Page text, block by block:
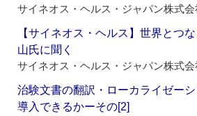
サイネオス・ヘルス・ジャパン株式会
【サイネオス・ヘルス】世界とつ
山氏に聞く
サイネオス・ヘルス・ジャパン株式会
治験文書の翻訳・ローカライゼー
導入できるかーその[2]